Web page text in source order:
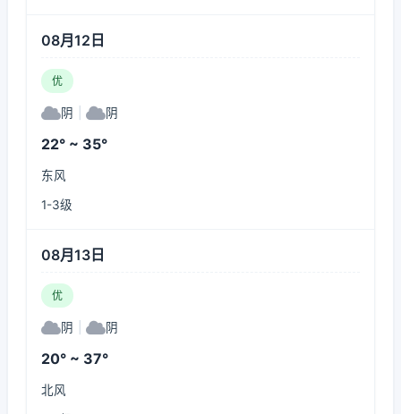
08月12日
优
阴 阴
22° ~ 35°
东风
1-3级
08月13日
优
阴 阴
20° ~ 37°
北风